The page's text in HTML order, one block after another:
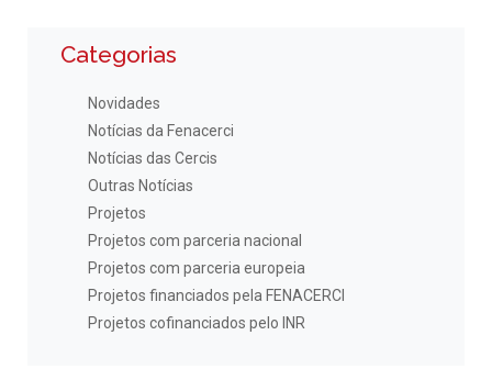
Categorias
Novidades
Notícias da Fenacerci
Notícias das Cercis
Outras Notícias
Projetos
Projetos com parceria nacional
Projetos com parceria europeia
Projetos financiados pela FENACERCI
Projetos cofinanciados pelo INR